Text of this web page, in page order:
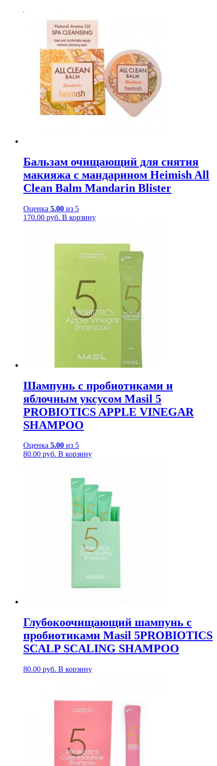
Бальзам очищающий для снятия
макияжа с мандарином Heimish All
Clean Balm Mandarin Blister
Оценка 5.00 из 5
170.00 руб. В корзину
Шампунь с пробиотиками и
яблочным уксусом Masil 5
PROBIOTICS APPLE VINEGAR
SHAMPOO
Оценка 5.00 из 5
80.00 руб. В корзину
Глубокоочищающий шампунь с
пробиотиками Masil 5PROBIOTICS
SCALP SCALING SHAMPOO
80.00 руб. В корзину